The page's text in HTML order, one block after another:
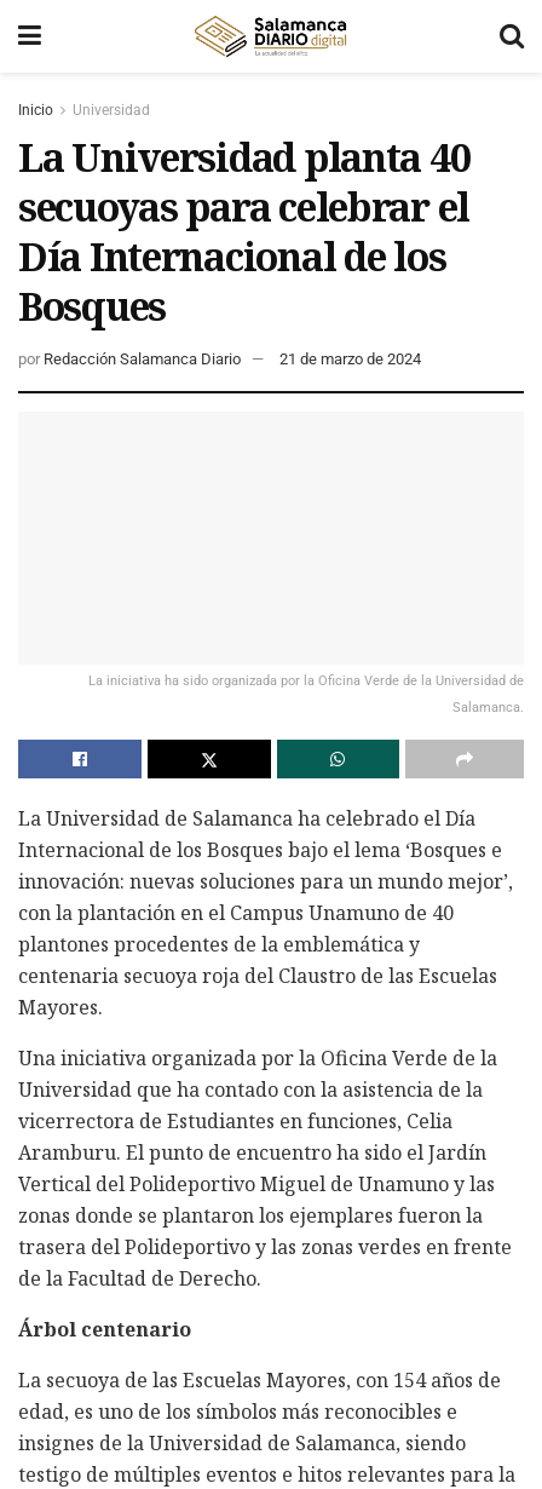
Inicio Universidad
La Universidad planta 40
secuoyas para celebrar el
Día Internacional de los
Bosques
por Redacción Salamanca Diario 21 de marzo de 2024
La iniciativa ha sido organizada por la Oficina Verde de la Universidad de
Salamanca.
La Universidad de Salamanca ha celebrado el Día
Internacional de los Bosques bajo el lema ‘Bosques e
innovación: nuevas soluciones para un mundo mejor’,
con la plantación en el Campus Unamuno de 40
plantones procedentes de la emblemática y
centenaria secuoya roja del Claustro de las Escuelas
Mayores.
Una iniciativa organizada por la Oficina Verde de la
Universidad que ha contado con la asistencia de la
vicerrectora de Estudiantes en funciones, Celia
Aramburu. El punto de encuentro ha sido el Jardín
Vertical del Polideportivo Miguel de Unamuno y las
zonas donde se plantaron los ejemplares fueron la
trasera del Polideportivo y las zonas verdes en frente
de la Facultad de Derecho.
Árbol centenario
La secuoya de las Escuelas Mayores, con 154 años de
edad, es uno de los símbolos más reconocibles e
insignes de la Universidad de Salamanca, siendo
testigo de múltiples eventos e hitos relevantes para la